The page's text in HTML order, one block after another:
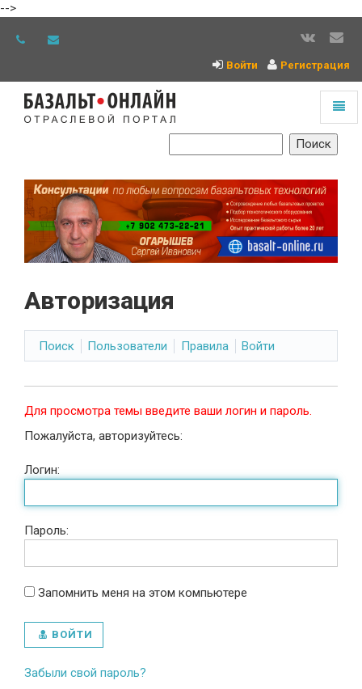
-->
Войти Регистрация
Авторизация
Поиск Пользователи Правила Войти
Для просмотра темы введите ваши логин и пароль.
Пожалуйста, авторизуйтесь:
Логин:
Пароль:
Запомнить меня на этом компьютере
ВОЙТИ
Забыли свой пароль?